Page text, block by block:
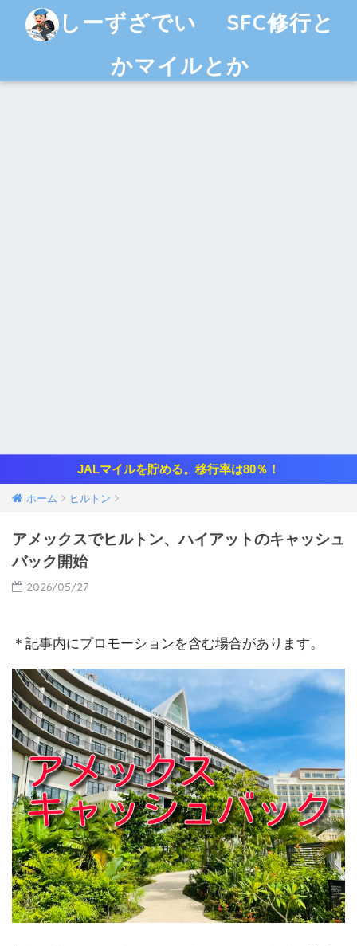
しーずざでい SFC修行と
かマイルとか
JALマイルを貯める。移行率は80％！
ホーム ヒルトン
アメックスでヒルトン、ハイアットのキャッシュ
バック開始
2026/05/27
＊記事内にプロモーションを含む場合があります。